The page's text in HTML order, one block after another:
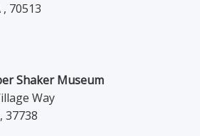
, 70513
Shaker Museum
Way
, 37738